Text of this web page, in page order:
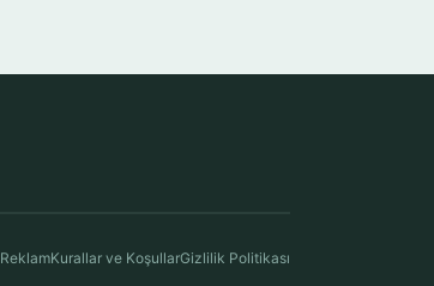
ReklamKurallar ve KoşullarGizlilik Politikası